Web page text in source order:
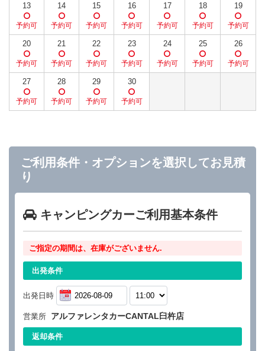
13 14 15 16 17 18 19
20 21 22 23 24 25 26
27 28 29 30
ご利用条件・オプションを選択してお見積
り
キャンピングカーご利用基本条件
ご指定の期間は、在庫がございません.
出発条件
出発日時
営業所 アルファレンタカーCANTAL臼杵店
返却条件